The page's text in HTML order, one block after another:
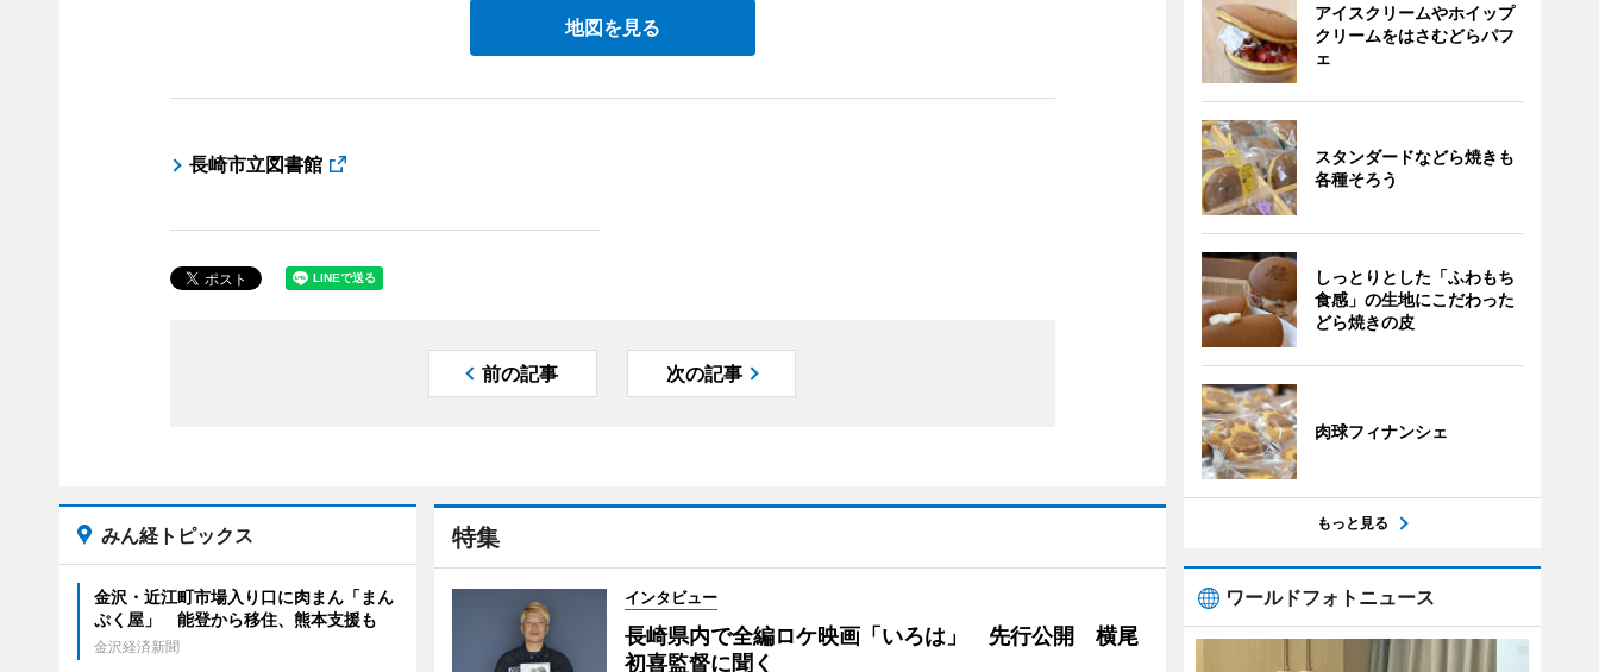
地図を見る
長崎市立図書館
前の記事 次の記事
特集
インタビュー
長崎県内で全編ロケ映画「いろは」 先行公開 横尾
初喜監督に聞く
みん経トピックス
金沢・近江町市場入り口に肉まん「まん
ぷく屋」 能登から移住、熊本支援も
金沢経済新聞
アイスクリームやホイップ
クリームをはさむどらパフ
ェ
スタンダードなどら焼きも
各種そろう
しっとりとした「ふわもち
食感」の生地にこだわった
どら焼きの皮
肉球フィナンシェ
もっと見る
ワールドフォトニュース